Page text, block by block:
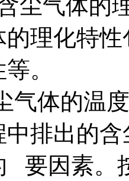
气体的
化特性
。
体的温度
出的含
要因素。